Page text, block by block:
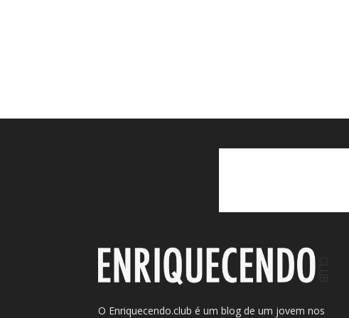
O Enriquecendo.club é um blog de um jovem nos